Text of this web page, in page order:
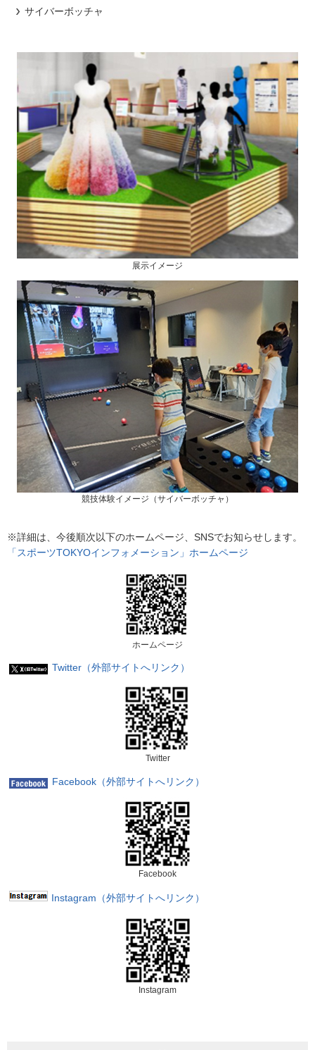
サイバーボッチャ
展示イメージ
競技体験イメージ（サイバーボッチャ）
※詳細は、今後順次以下のホームページ、SNSでお知らせします。
「スポーツTOKYOインフォメーション」ホームページ
ホームページ
Twitter（外部サイトへリンク）
Twitter
Facebook（外部サイトへリンク）
Facebook
Instagram（外部サイトへリンク）
Instagram